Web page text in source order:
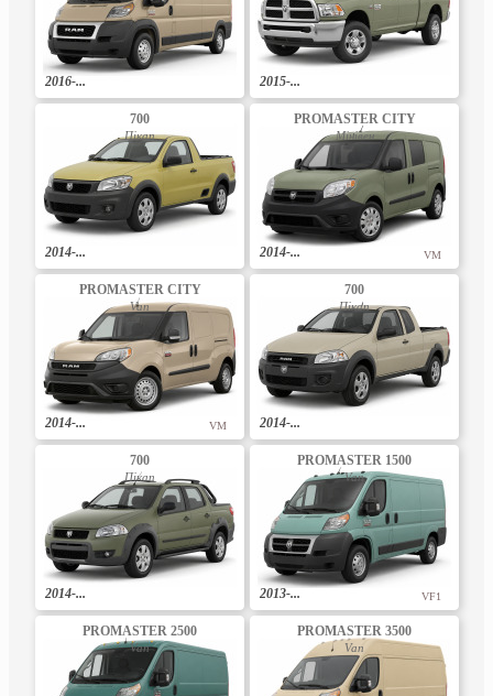
2016-... 2015-...
700
Пікап
2014-...
PROMASTER CITY
Мінівен
2014-... VM
PROMASTER CITY
Van
2014-... VM
700
Пікап
2014-...
700
Пікап
2014-...
PROMASTER 1500
Van
2013-... VF1
PROMASTER 2500
Van
PROMASTER 3500
Van